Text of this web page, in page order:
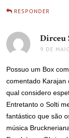
RESPONDER
Dirceu
9 DE
Possuo um Box
comentado Karajan
qual considero
Entretanto o Solti
fantástico que são
música